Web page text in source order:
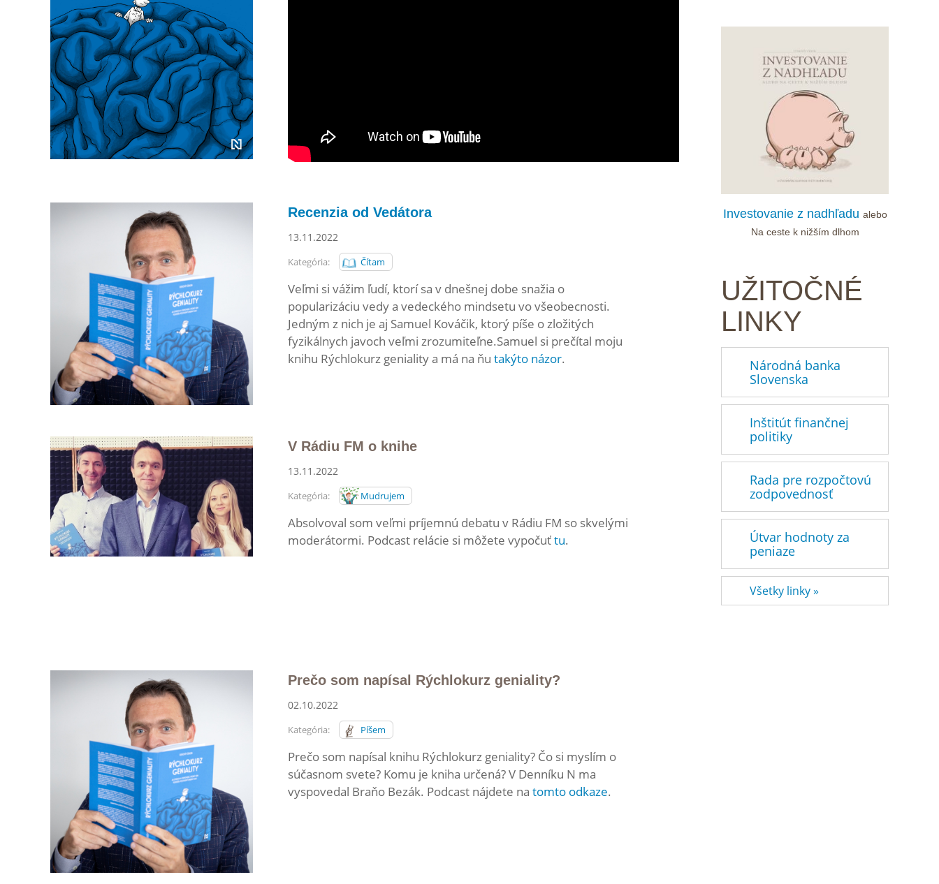
Recenzia od Vedátora
13.11.2022
Kategória: Čítam
Veľmi si vážim ľudí, ktorí sa v dnešnej dobe snažia o
popularizáciu vedy a vedeckého mindsetu vo všeobecnosti.
Jedným z nich je aj Samuel Kováčik, ktorý píše o zložitých
fyzikálnych javoch veľmi zrozumiteľne.Samuel si prečítal moju
knihu Rýchlokurz geniality a má na ňu takýto názor.
V Rádiu FM o knihe
13.11.2022
Kategória: Mudrujem
Absolvoval som veľmi príjemnú debatu v Rádiu FM so skvelými
moderátormi. Podcast relácie si môžete vypočuťtu.
Prečo som napísal Rýchlokurz geniality?
02.10.2022
Kategória: Píšem
Prečo som napísal knihu Rýchlokurz geniality? Čo si myslím o
súčasnom svete? Komu je kniha určená? V Denníku N ma
vyspovedal Braňo Bezák. Podcast nájdete na tomto odkaze.
Investovanie z nadhľadu alebo
Na ceste k nižším dlhom
UŽITOČNÉ
LINKY
Národná banka
Slovenska
Inštitút finančnej
politiky
Rada pre rozpočtovú
zodpovednosť
Útvar hodnoty za
peniaze
Všetky linky »